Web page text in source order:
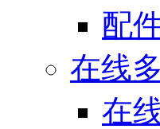
配
在线
在